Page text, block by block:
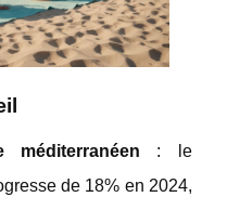
méditerranéen : le
de 18% en 2024,